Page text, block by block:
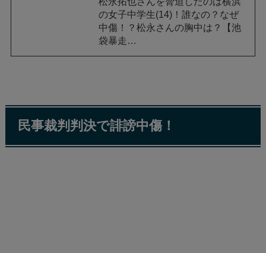
の女子中学生(14)！誰なの？なぜ
中傷！？松永さんの胸中は？【池
袋暴走…
民事裁判判決で誹謗中傷！